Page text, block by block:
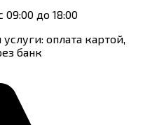
до 18:00
оплата картой,
банк